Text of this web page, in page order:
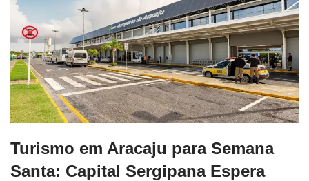
Turismo em Aracaju para Semana
Santa: Capital Sergipana Espera